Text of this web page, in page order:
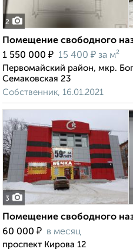
2
Помещение свободного
1 550 000 ₽ 15 400 ₽ за м²
Первомайский район, мкр.
Семаковская 23
Собственник, 16.01.2021
3
Помещение свободного
60 000 ₽ в месяц
проспект Кирова 12